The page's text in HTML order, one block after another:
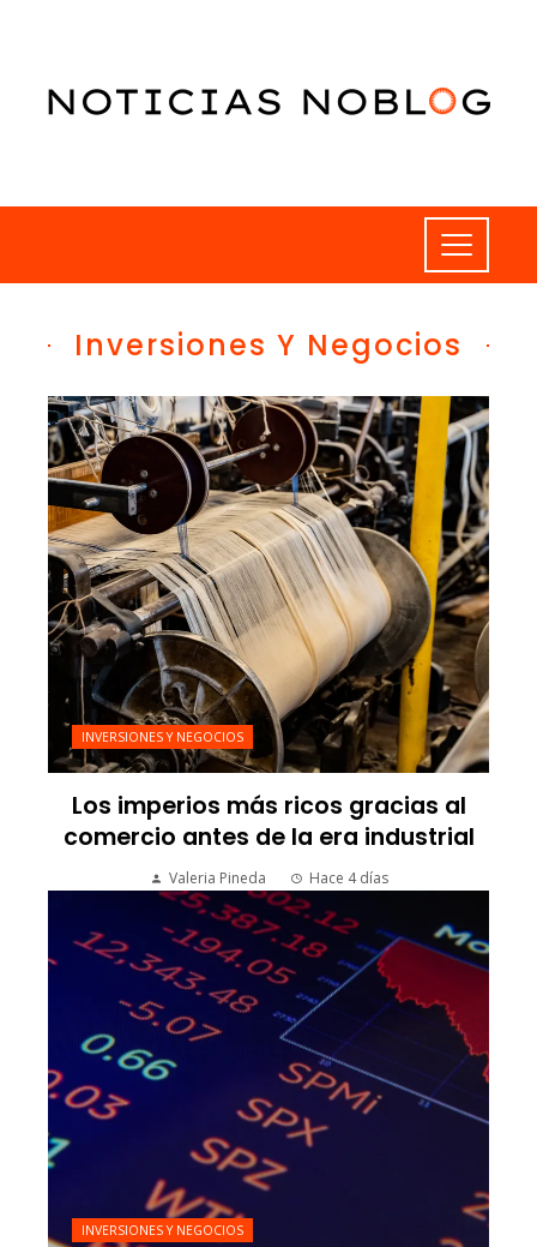
Inversiones Y Negocios
INVERSIONES Y NEGOCIOS
Los imperios más ricos gracias al
comercio antes de la era industrial
Valeria Pineda Hace 4 días
INVERSIONES Y NEGOCIOS